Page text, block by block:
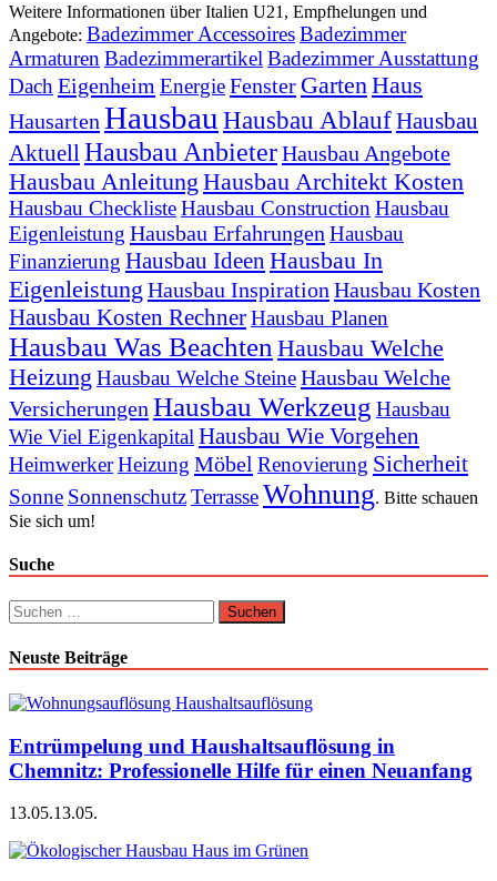
Weitere Informationen über Italien U21, Empfhelungen und
Angebote: Badezimmer AccessoiresBadezimmer
Armaturen Badezimmerartikel Badezimmer Ausstattung
Dach Eigenheim EnergieFenster Garten Haus
Hausarten Hausbau Hausbau AblaufHausbau
AktuellHausbau AnbieterHausbau Angebote
Hausbau Anleitung Hausbau Architekt Kosten
Hausbau ChecklisteHausbau Construction Hausbau
Eigenleistung Hausbau Erfahrungen Hausbau
Finanzierung Hausbau Ideen Hausbau In
Eigenleistung Hausbau Inspiration Hausbau Kosten
Hausbau Kosten RechnerHausbau Planen
Hausbau Was Beachten Hausbau Welche
Heizung Hausbau Welche SteineHausbau Welche
Versicherungen Hausbau Werkzeug Hausbau
Wie Viel Eigenkapital Hausbau Wie Vorgehen
HeimwerkerHeizung Möbel Renovierung Sicherheit
Sonne SonnenschutzTerrasseWohnung. Bitte schauen
Sie sich um!
Suche
Suchen
nach:
Neuste Beiträge
Entrümpelung und Haushaltsauflösung in
Chemnitz: Professionelle Hilfe für einen Neuanfang
13.05.13.05.